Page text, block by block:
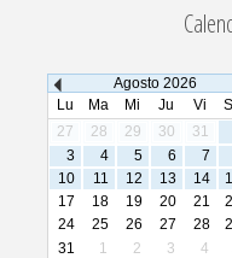
entradas
Agosto 2026
Lu
Ma Mi Ju Vi
27
28 29 30 31
3
4 5 6 7
10
11 12 13 14
17
18 19 20 21
24
25 26 27 28
31
1 2 3 4